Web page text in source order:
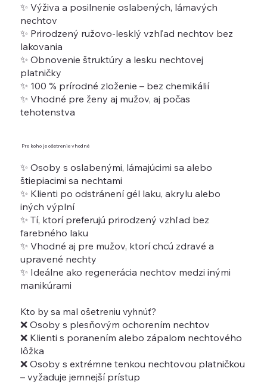
✨ Výživa a posilnenie oslabených, lámavých
nechtov
✨ Prirodzený ružovo-lesklý vzhľad nechtov bez
lakovania
✨ Obnovenie štruktúry a lesku nechtovej
platničky
✨ 100 % prírodné zloženie – bez chemikálií
✨ Vhodné pre ženy aj mužov, aj počas
tehotenstva
✨ Osoby s oslabenými, lámajúcimi sa alebo
štiepiacimi sa nechtami
✨ Klienti po odstránení gél laku, akrylu alebo
iných výplní
✨ Tí, ktorí preferujú prirodzený vzhľad bez
farebného laku
✨ Vhodné aj pre mužov, ktorí chcú zdravé a
upravené nechty
✨ Ideálne ako regenerácia nechtov medzi inými
manikúrami
Kto by sa mal ošetreniu vyhnúť?
❌ Osoby s plesňovým ochorením nechtov
❌ Klienti s poranením alebo zápalom nechtového
lôžka
❌ Osoby s extrémne tenkou nechtovou platničkou
– vyžaduje jemnejší prístup
Pre koho je ošetrenie vhodné